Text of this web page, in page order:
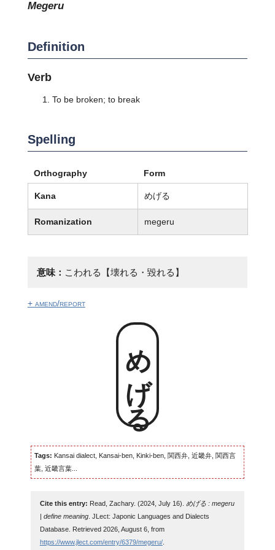
megeru
Definition
Verb
To be broken; to break
Spelling
Orthography Form
Kana めげる
Romanization megeru
意味： こわれる【壊れる・毀れる】
+ amend/report
めげる
Tags: Kansai dialect, Kansai-ben, Kinki-ben, 関西弁, 近畿弁, 関西言
葉, 近畿言葉...
Cite this entry: Read, Zachary. (2024, July 16).
めげる : megeru
| define meaning. JLect: Japonic Languages and Dialects
Database. Retrieved 2026, August 6, from
https://www.jlect.com/entry/6379/megeru/.